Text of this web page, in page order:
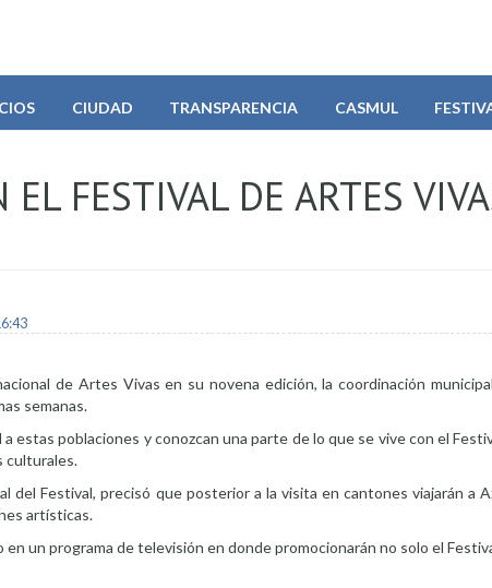
CIUDAD TRANSPARENCIA CASMUL
FESTIVAL DE ARTES
de Artes Vivas en su novena edición, la coordinación
semanas.
estas poblaciones y conozcan una parte de lo que se vive con el
culturales.
del Festival, precisó que posterior a la visita en cantones viajarán a
artísticas.
un programa de televisión en donde promocionarán no solo el